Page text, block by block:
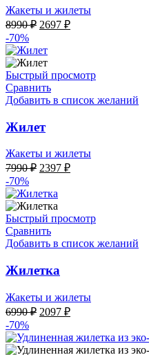
Жакеты и жилеты
8990₽ Первоначальная
составляла
8990 ₽.
2697 ₽Текущая
-70%
Быстрый просмотр
Сравнить
Добавить в список желаний
Жилет
Жакеты и жилеты
7990₽ Первоначальная
составляла
7990 ₽.
2397 ₽Текущая
-70%
Быстрый просмотр
Сравнить
Добавить в список желаний
Жилетка
Жакеты и жилеты
6990₽ Первоначальная
составляла
6990 ₽.
2097 ₽Текущая
2097 ₽.
-70%